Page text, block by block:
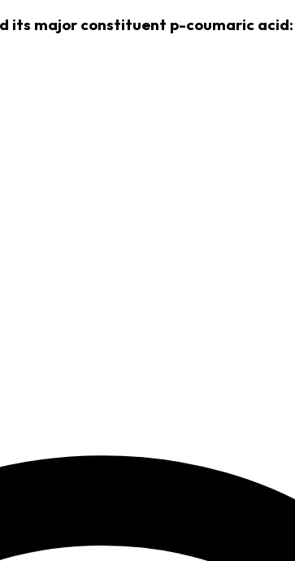
major constituent p-coumaric